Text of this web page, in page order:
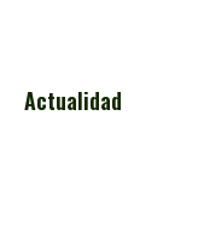
Actualidad